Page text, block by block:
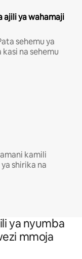
ajili ya wahamaji
sehemu ya
na sehemu
kamili
shirika na
ya nyumba
mmoja